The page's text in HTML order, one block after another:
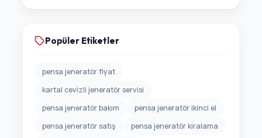
Popüler Etiketler
pensa jeneratör fiyat
kartal cevizli jeneratör servisi
pensa jeneratör bakım
pensa jeneratör ikinci el
pensa jeneratör satış
pensa jeneratör kiralama